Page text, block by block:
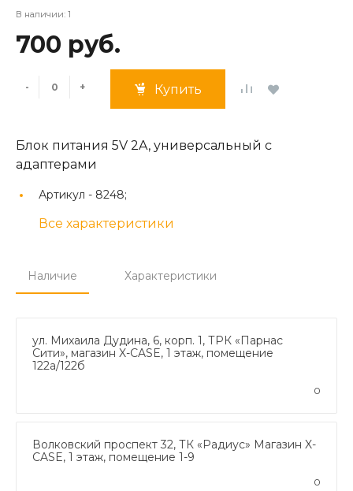
В наличии: 1
700 руб.
- + Купить
Блок питания 5V 2A, универсальный с
адаптерами
Артикул - 8248;
Все характеристики
Наличие Характеристики
ул. Михаила Дудина, 6, корп. 1, ТРК «Парнас
Сити», магазин X-CASE, 1 этаж, помещение
122а/122б
0
Волковский проспект 32, ТК «Радиус» Магазин X-
CASE, 1 этаж, помещение 1-9
0